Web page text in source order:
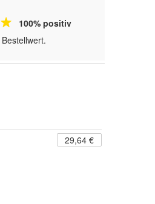
100% positiv
Bestellwert.
29,64 €